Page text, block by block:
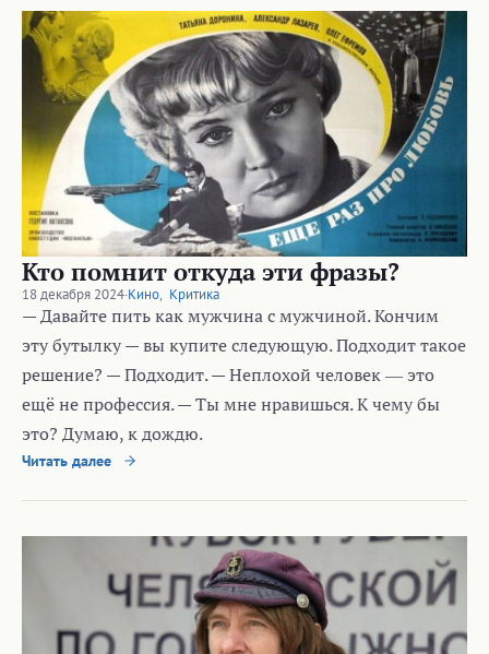
Кто помнит откуда эти фразы?
18 декабря 2024·Кино, Критика
— Давайте пить как мужчина с мужчиной. Кончим
эту бутылку — вы купите следующую. Подходит такое
решение? — Подходит. — Неплохой человек ― это
ещё не профессия. — Ты мне нравишься. К чему бы
это? Думаю, к дождю.
Читать далее